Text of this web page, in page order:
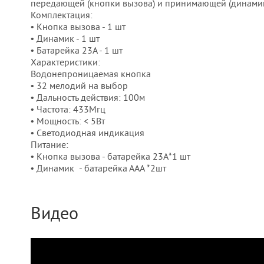
передающей (кнопки вызова) и
Комплектация:
• Кнопка вызова - 1 шт
• Динамик - 1 шт
• Батарейка 23А - 1 шт
Характеристики:
Водонепроницаемая кнопка
• 32 мелодий на выбор
• Дальность действия: 100м
• Частота: 433Мгц
• Мощность: < 5Вт
• Светодиодная индикация
Питание:
• Кнопка вызова - батарейка 23А*1 шт
• Динамик - батарейка ААА *2шт
Видео